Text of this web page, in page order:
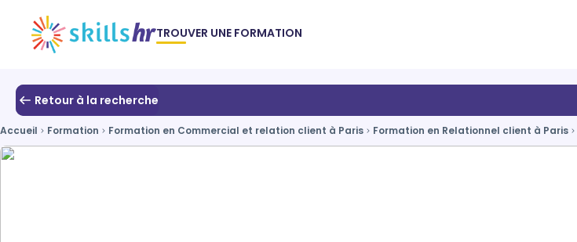
TROUVER UNE FORMATION
Retour à la recherche
Accueil Formation Formation en Commercial et relation client à Paris Formation en Relationnel client à Paris